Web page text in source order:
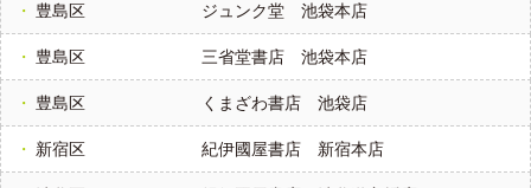
豊島区 ジュンク堂 池袋本店
豊島区 三省堂書店 池袋本店
豊島区 くまざわ書店 池袋店
新宿区 紀伊國屋書店 新宿本店